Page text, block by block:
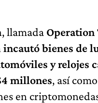
llamada Operation
incautó bienes de
y relojes
millones, así
en